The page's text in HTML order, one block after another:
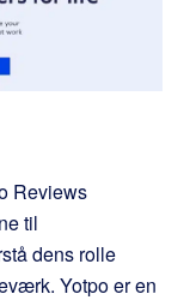
Reviews
til
dens rolle
Yotpo er en